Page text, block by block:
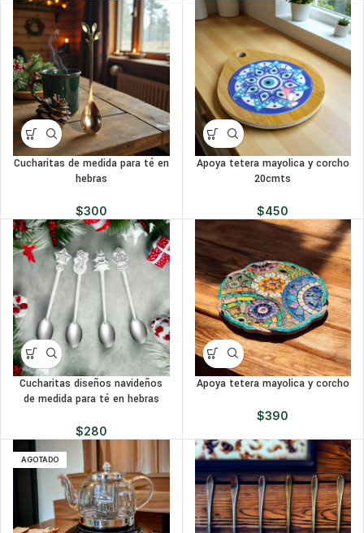
Cucharitas de medida para té en
hebras
$300
Apoya tetera mayolica y corcho
20cmts
$450
Cucharitas diseños navideños
de medida para té en hebras
$280
Apoya tetera mayolica y corcho
$390
AGOTADO